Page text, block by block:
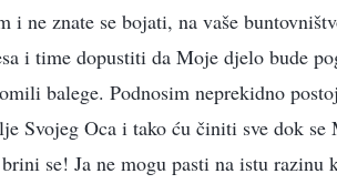
ne znate se bojati, na vaše
i time dopustiti da Moje djelo bude
balege. Podnosim neprekidno
Svojeg Oca i tako ću činiti sve dok se
se! Ja ne mogu pasti na istu razinu